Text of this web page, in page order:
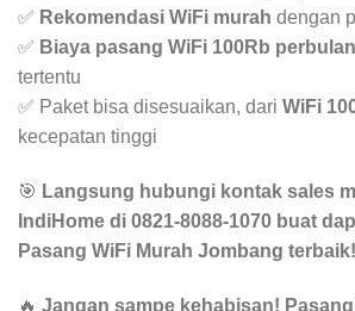
✅ Rekomendasi WiFi murah dengan
✅ Biaya pasang WiFi 100Rb perbulan
tertentu
✅ Paket bisa disesuaikan, dari WiFi
kecepatan tinggi
🎯 Langsung hubungi kontak sales
IndiHome di 0821-8088-1070 buat
Pasang WiFi Murah Jombang terbaik!
🔥 Jangan sampe kehabisan!